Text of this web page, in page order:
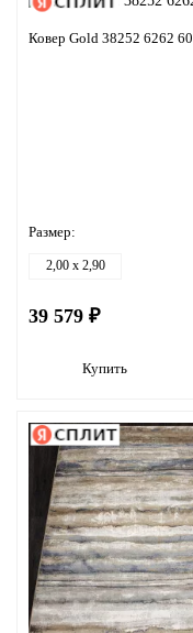
Ковер Gold 38252 6262 60
Размер:
2,00 x 2,90
39 579 ₽
Купить